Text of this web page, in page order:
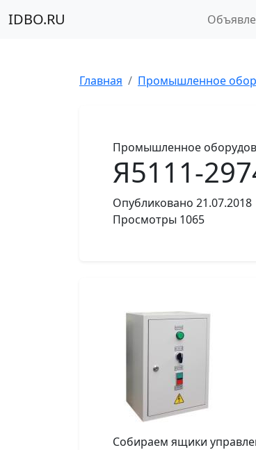
IDBO.RU
Главная Промышленное
Промышленное
Я5111-
Опубликовано 21.07.2018
Просмотры 1065
Собираем ящики